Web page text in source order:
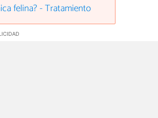
felina? - Tratamiento